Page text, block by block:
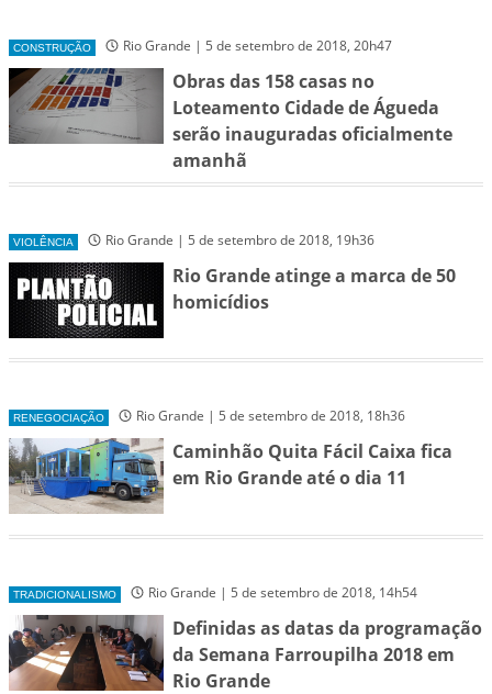
CONSTRUÇÃO Rio Grande | 5 de setembro de 2018, 20h47
Obras das 158 casas no
Loteamento Cidade de Águeda
serão inauguradas oficialmente
amanhã
VIOLÊNCIA Rio Grande | 5 de setembro de 2018, 19h36
Rio Grande atinge a marca de 50
homicídios
RENEGOCIAÇÃO Rio Grande | 5 de setembro de 2018, 18h36
Caminhão Quita Fácil Caixa fica
em Rio Grande até o dia 11
TRADICIONALISMO Rio Grande | 5 de setembro de 2018, 14h54
Definidas as datas da programação
da Semana Farroupilha 2018 em
Rio Grande